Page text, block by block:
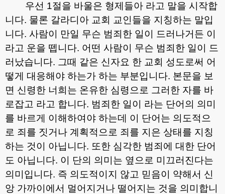
우선 1절을 바울은 형제들아 라고 말을 시작합
니다. 물론 갈라디아 교회 교인들을 지칭하는 말입
니다. 사람이 만일 무슨 범죄한 일이 드러나거든 이
라고 운을 뗍니다. 어떤 사람이 무슨 범죄한 일이 드
러났습니다. 그때 같은 신자요 한 교회 성도로써 어
떻게 대응해야 하는가 하는 부분입니다. 본문을 보
면 신령한 너희는 온유한 심령으로 그러한 자를 바
로잡고 라고 합니다. 범죄한 일이 라는 단어의 의미
를 바르게 이해하여야 하는데 이 단어는 의도적으
로 죄를 짓거나 계획적으로 죄를 지은 상태를 지칭
하는 것이 아닙니다. 또한 심각한 범죄에 대한 단어
도 아닙니다. 이 단의 의미는 옆으로 미끄러진다는
의미입니다. 즉 의도적이지 않고 믿음이 약해서 신
앙 가까이에서 멀어지거나 떨어지는 것을 의미합니